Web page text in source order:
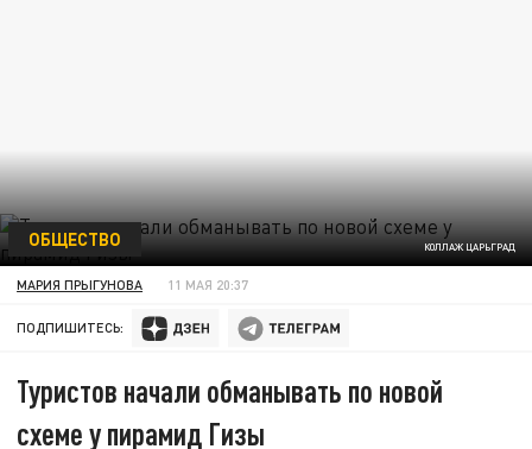
КОЛЛАЖ ЦАРЬГРАД
ОБЩЕСТВО
МАРИЯ ПРЫГУНОВА 11 МАЯ 20:37
ПОДПИШИТЕСЬ:
Туристов начали обманывать по новой
схеме у пирамид Гизы